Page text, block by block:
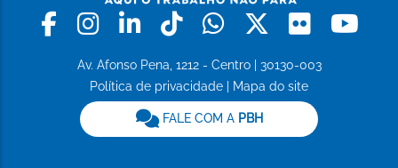
Facebook
Instagram
LinkedinTiktokWhatsapp
X Flickr
Av. Afonso Pena, 1212 - Centro | 30130-003
Política de privacidade
Mapa do site
FALE COM A PBH